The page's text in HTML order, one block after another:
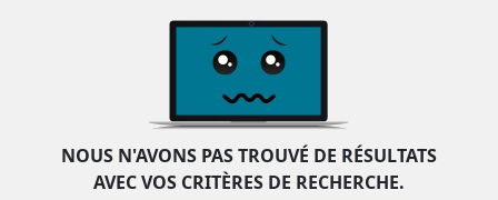
NOUS N'AVONS PAS TROUVÉ DE RÉSULTATS
AVEC VOS CRITÈRES DE RECHERCHE.